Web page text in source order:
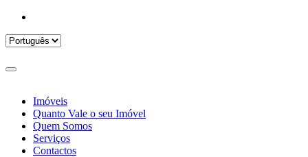
Imóveis
Quanto Vale o seu Imóvel
Quem Somos
Serviços
Contactos